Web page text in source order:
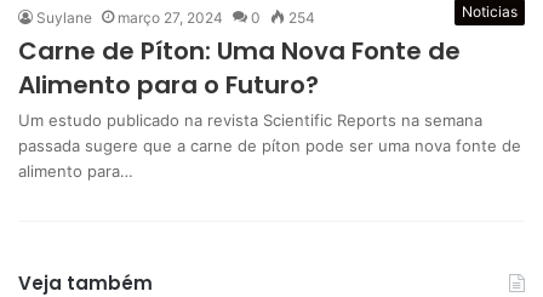
Noticias
Suylane março 27, 2024 0 254
Carne de Píton: Uma Nova Fonte de
Alimento para o Futuro?
Um estudo publicado na revista Scientific Reports na semana
passada sugere que a carne de píton pode ser uma nova fonte de
alimento para…
Veja também